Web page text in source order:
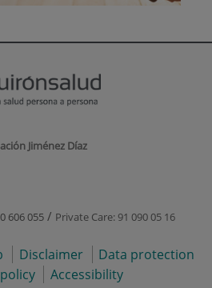
Jiménez Díaz
606 055 / Private Care: 91 090 05 16
Disclaimer
Data protection
Accessibility